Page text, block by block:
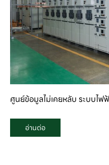
ศูนย์ข้อมูลไม่เคยหลับ ระบบไฟ
อ่านต่อ